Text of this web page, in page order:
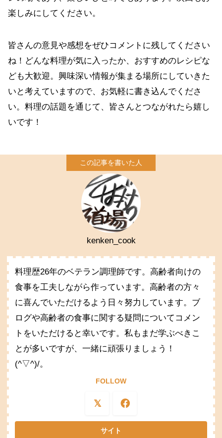
楽しみにしてください。
皆さんの意見や感想をぜひコメントに残してください
ね！どんな料理が気に入ったか、おすすめのレシピな
ども大歓迎。興味深い情報が集まる場所にしていきた
いと考えていますので、お気軽に書き込んでくださ
い。料理の話題を通じて、皆さんとつながれたら嬉し
いです！
kenken_cook
料理歴26年のベテラン調理師です。高齢者向けの
食事を工夫しながら作っています。高齢者の方々
に喜んでいただけるよう日々努力しています。ブ
ログや高齢者の食事に関する疑問についてコメン
トをいただけると幸いです。私もまだ学ぶべきこ
とが多いですが、一緒に頑張りましょう！
(^▽^)/。
FOLLOW